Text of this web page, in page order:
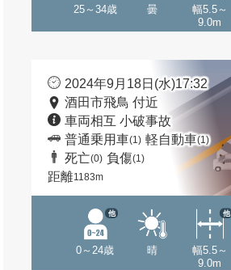
25～34歳 曇
幅5.5～
9.0m
2024年9月18日(水)17:32
酒田市飛鳥 付近
車両相互 小破事故
普通乗用車(1) 軽自動車(1)
死亡(0) 負傷(1)
距離1183m
0～24歳
他
晴
幅5.5～
9.0m
他